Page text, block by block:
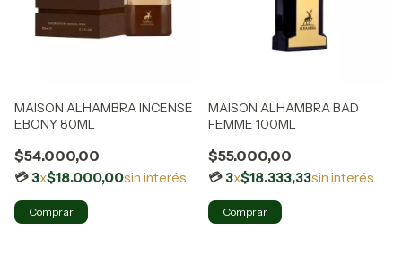
MAISON ALHAMBRA INCENSE
EBONY 80ML
$54.000,00
3x$18.000,00sin interés
MAISON ALHAMBRA BAD
FEMME 100ML
$55.000,00
3x$18.333,33sin interés